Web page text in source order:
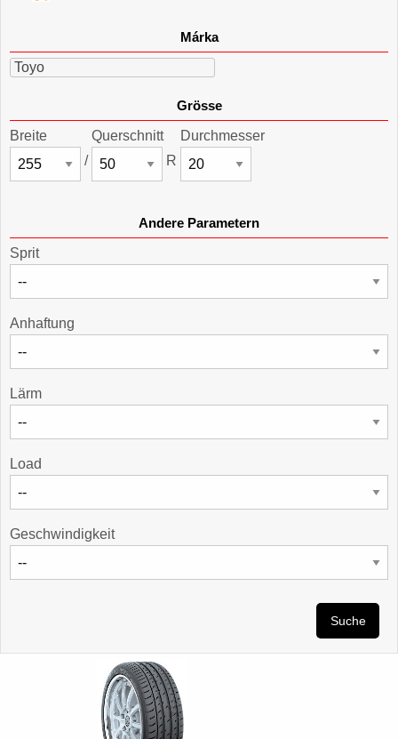
Márka
Toyo
Grösse
Breite
/
Querschnitt
R
Durchmesser
Andere Parametern
Sprit
Anhaftung
Lärm
Load
Geschwindigkeit
Suche